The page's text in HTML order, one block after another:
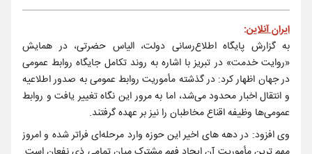
ایران آنلاین:
به گزارش پایگاه اطلاع‌رسانی دولت، الیاس حضرتی، در همایش
«روایت خدمت» در تبریز با اشاره به روند تکامل جایگاه روابط عمومی
در جهان اظهار کرد: در گذشته مأموریت روابط عمومی به صدور اطلاعیه
و انتقال اخبار محدود می‌شد، اما به مرور این نگاه تغییر یافت و روابط
عمومی‌ها وظیفه اقناع مخاطبان را نیز بر عهده گرفتند.
وی افزود: در دهه‌ های اخیر این حوزه وارد مرحله‌ای فراتر شده و امروز